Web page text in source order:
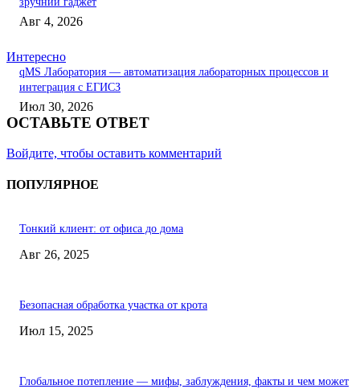
Авг 4, 2026
Интересно
qMS Лаборатория — автоматизация лабораторных процессов и
интеграция с ЕГИСЗ
Июл 30, 2026
ОСТАВЬТЕ ОТВЕТ
Войдите, чтобы оставить комментарий
ПОПУЛЯРНОЕ
Тонкий клиент: от офиса до дома
Авг 26, 2025
Безопасная обработка участка от крота
Июл 15, 2025
Глобальное потепление — мифы, заблуждения, факты и чем может